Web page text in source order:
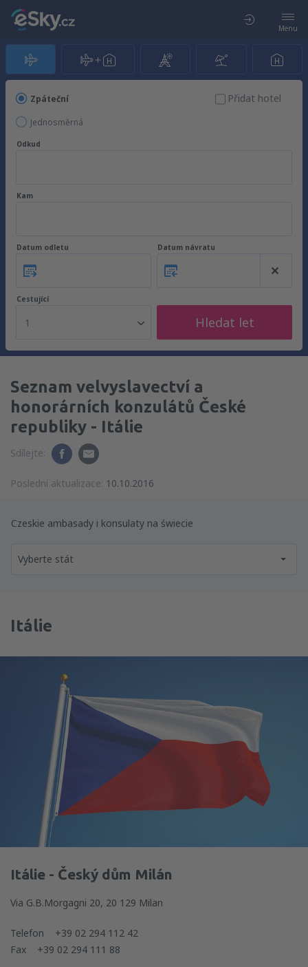
Menu
Zpáteční
Jednosměrná
Přidat hotel
Odkud
Kam
Datum odletu Datum návratu
Cestující
1 Hledat let
Seznam velvyslavectví a
honorárních konzulátů České
republiky - Itálie
Sdílejte:
Poslední aktualizace: 10.10.2016
Czeskie ambasady i konsulaty na świecie
Vyberte stát
Itálie
Itálie - Český dům Milán
Via G.B.Morgagni 20, 20 129 Milan
Telefon +39 02 294 112 42
Fax +39 02 294 111 88